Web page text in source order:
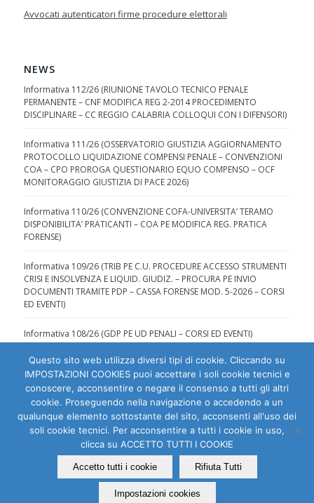
Avvocati autenticatori firme procedure elettorali
NEWS
Informativa 112/26 (RIUNIONE TAVOLO TECNICO PENALE
PERMANENTE – CNF MODIFICA REG 2-2014 PROCEDIMENTO
DISCIPLINARE – CC REGGIO CALABRIA COLLOQUI CON I DIFENSORI)
Informativa 111/26 (OSSERVATORIO GIUSTIZIA AGGIORNAMENTO
PROTOCOLLO LIQUIDAZIONE COMPENSI PENALE – CONVENZIONI
COA – CPO PROROGA QUESTIONARIO EQUO COMPENSO – OCF
MONITORAGGIO GIUSTIZIA DI PACE 2026)
Informativa 110/26 (CONVENZIONE COFA-UNIVERSITA’ TERAMO
DISPONIBILITA’ PRATICANTI – COA PE MODIFICA REG. PRATICA
FORENSE)
Informativa 109/26 (TRIB PE C.U. PROCEDURE ACCESSO STRUMENTI
CRISI E INSOLVENZA E LIQUID. GIUDIZ. – PROCURA PE INVIO
DOCUMENTI TRAMITE PDP – CASSA FORENSE MOD. 5-2026 – CORSI
ED EVENTI)
Informativa 108/26 (GDP PE UD PENALI – CORSI ED EVENTI)
Ordine degli Avvocati di Pescara | C.F. 80007810684 |
Dichiarazione di accessibilità|Segnala problema di
accessibilità
PEC:segreteria (at) ordineavvocatipescarapec.it
Questo sito web utilizza diversi tipi di cookie. Cliccando su
IMPOSTAZIONI COOKIES puoi accettare i soli cookie tecnici e
conoscere, acconsentire o negare il consenso a tutti gli altri
cookie. Proseguendo nella navigazione o accedendo a un
qualunque elemento sottostante del sito, acconsenti all'uso dei
soli cookie tecnici. Per acconsentire a tutti i cookie in uso,
clicca su ACCETTO TUTTI I COOKIE
Accetto tutti i cookie Rifiuta Tutti
Impostazioni cookies